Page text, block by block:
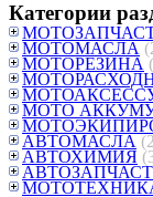
Категории
МОТОМАСЛА
МОТОРЕЗИНА
МОТО
АВТОМАСЛА
АВТОХИМИЯ